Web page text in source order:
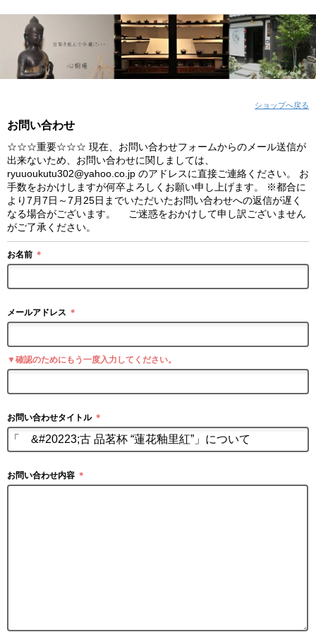
ショップへ戻る
お問い合わせ
☆☆☆重要☆☆☆ 現在、お問い合わせフォームからのメール送信が
出来ないため、お問い合わせに関しましては、
ryuuoukutu302@yahoo.co.jp のアドレスに直接ご連絡ください。 お
手数をおかけしますが何卒よろしくお願い申し上げます。 ※都合に
より7月7日～7月25日までいただいたお問い合わせへの返信が遅く
なる場合がございます。 ご迷惑をおかけして申し訳ございません
がご了承ください。
お名前 ＊
メールアドレス ＊
▼確認のためにもう一度入力してください。
お問い合わせタイトル ＊
お問い合わせ内容 ＊